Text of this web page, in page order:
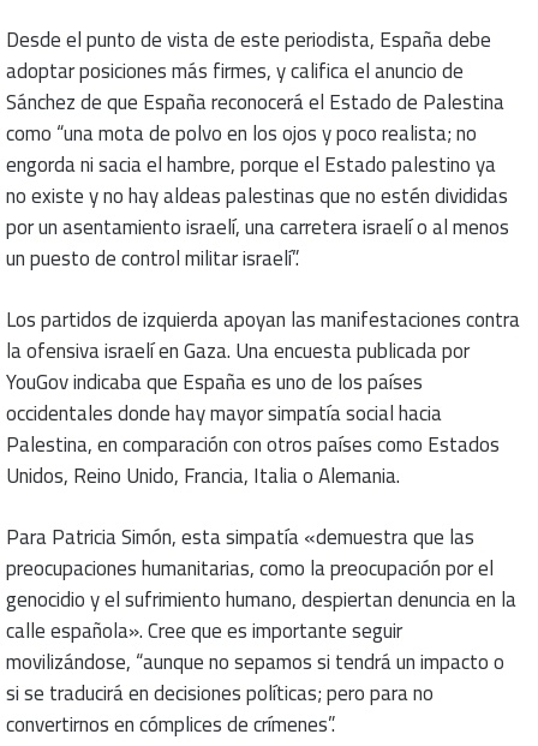
Desde el punto de vista de este periodista, España debe
adoptar posiciones más firmes, y califica el anuncio de
Sánchez de que España reconocerá el Estado de Palestina
como “una mota de polvo en los ojos y poco realista; no
engorda ni sacia el hambre, porque el Estado palestino ya
no existe y no hay aldeas palestinas que no estén divididas
por un asentamiento israelí, una carretera israelí o al menos
un puesto de control militar israelí”.
Los partidos de izquierda apoyan las manifestaciones contra
la ofensiva israelí en Gaza. Una encuesta publicada por
YouGov indicaba que España es uno de los países
occidentales donde hay mayor simpatía social hacia
Palestina, en comparación con otros países como Estados
Unidos, Reino Unido, Francia, Italia o Alemania.
Para Patricia Simón, esta simpatía «demuestra que las
preocupaciones humanitarias, como la preocupación por el
genocidio y el sufrimiento humano, despiertan denuncia en la
calle española». Cree que es importante seguir
movilizándose, “aunque no sepamos si tendrá un impacto o
si se traducirá en decisiones políticas; pero para no
convertirnos en cómplices de crímenes”.